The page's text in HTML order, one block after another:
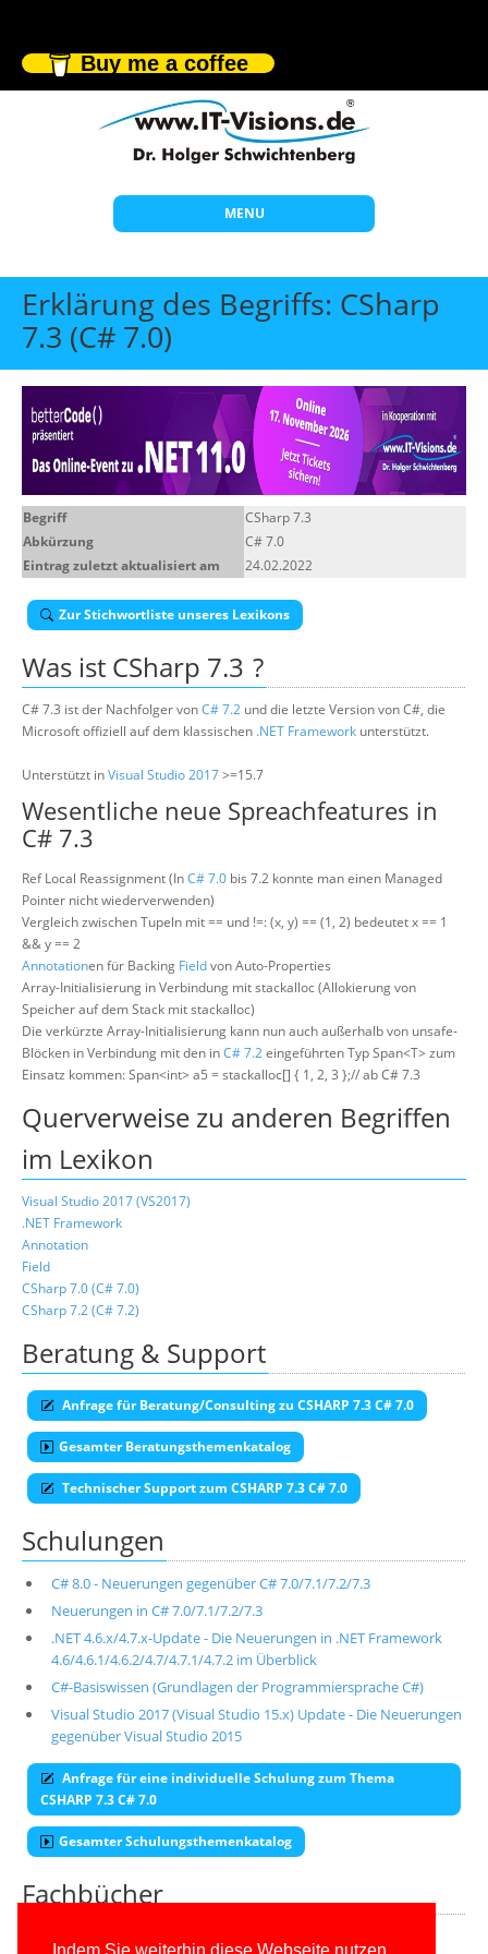
Buy me a coffee
MENU
Start
Themen
Beratung
Individuelle Schulungen
Offene Seminare
Wissen
Erklärung des Begriffs: CSharp
7.3 (C# 7.0)
Begriff
CSharp 7.3
Abkürzung
C# 7.0
Eintrag zuletzt aktualisiert am
24.02.2022
Zur Stichwortliste unseres Lexikons
Was ist CSharp 7.3 ?
C# 7.3 ist der Nachfolger vonC# 7.2 und die letzte Version von C#, die
Microsoft offiziell auf dem klassischen .NET Framework unterstützt.
Unterstützt inVisual Studio 2017>=15.7
Wesentliche neue Spreachfeatures in
C# 7.3
Ref Local Reassignment (InC# 7.0 bis 7.2 konnte man einen Managed
Pointer nicht wiederverwenden)
Vergleich zwischen Tupeln mit == und !=: (x, y) == (1, 2) bedeutet x == 1
&& y == 2
Annotationen für Backing Fieldvon Auto-Properties
Array-Initialisierung in Verbindung mit stackalloc (Allokierung von
Speicher auf dem Stack mit stackalloc)
Die verkürzte Array-Initialisierung kann nun auch außerhalb von unsafe-
Blöcken in Verbindung mit den inC# 7.2eingeführten Typ Span<T> zum
Einsatz kommen: Span<int> a5 = stackalloc[] { 1, 2, 3 };// ab C# 7.3
Querverweise zu anderen Begriffen
im Lexikon
Visual Studio 2017 (VS2017)
.NET Framework
Annotation
Field
CSharp 7.0 (C# 7.0)
CSharp 7.2 (C# 7.2)
Beratung & Support
Anfrage für Beratung/Consulting zu CSHARP 7.3 C# 7.0
Gesamter Beratungsthemenkatalog
Technischer Support zum CSHARP 7.3 C# 7.0
Schulungen
C# 8.0 - Neuerungen gegenüber C# 7.0/7.1/7.2/7.3
Neuerungen in C# 7.0/7.1/7.2/7.3
.NET 4.6.x/4.7.x-Update - Die Neuerungen in .NET Framework
4.6/4.6.1/4.6.2/4.7/4.7.1/4.7.2 im Überblick
C#-Basiswissen (Grundlagen der Programmiersprache C#)
Visual Studio 2017 (Visual Studio 15.x) Update - Die Neuerungen
gegenüber Visual Studio 2015
Anfrage für eine individuelle Schulung zum Thema
CSHARP 7.3 C# 7.0
Gesamter Schulungsthemenkatalog
Fachbücher
Alle unsere aktuellen Fachbücher